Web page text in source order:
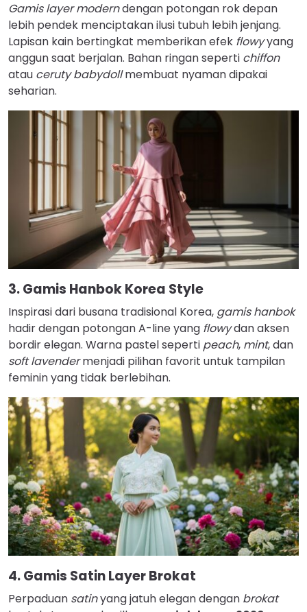
Gamis layer moderndengan potongan rok depan
lebih pendek menciptakan ilusi tubuh lebih jenjang.
Lapisan kain bertingkat memberikan efek flowyyang
anggun saat berjalan. Bahan ringan seperti chiffon
atau ceruty babydollmembuat nyaman dipakai
seharian.
3. Gamis Hanbok Korea Style
Inspirasi dari busana tradisional Korea, gamis hanbok
hadir dengan potongan A-line yang flowydan aksen
bordir elegan. Warna pastel seperti peach, mint, dan
soft lavendermenjadi pilihan favorit untuk tampilan
feminin yang tidak berlebihan.
4. Gamis Satin Layer Brokat
Perpaduan satinyang jatuh elegan dengan brokat